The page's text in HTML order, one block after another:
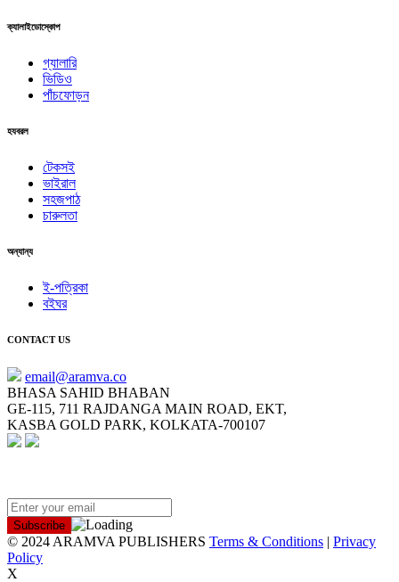
ক্যালাইডোস্কোপ
গ্যালারি
ভিডিও
পাঁচফোড়ন
হযবরল
টেকসই
ভাইরাল
সহজপাঠ
চারুলতা
অন্যান্য
ই-পত্রিকা
বইঘর
CONTACT US
email@aramva.co
BHASA SAHID BHABAN
GE-115, 711 RAJDANGA MAIN ROAD, EKT,
KASBA GOLD PARK, KOLKATA-700107
© 2024 ARAMVA PUBLISHERS Terms & Conditions | Privacy
Policy
X